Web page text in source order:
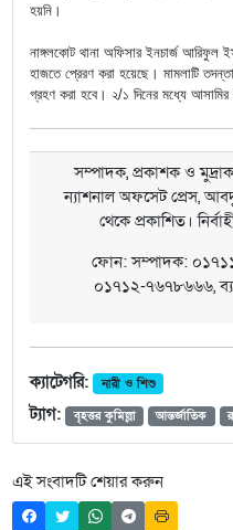
হয়নি।
নাঙ্গলকোট থানা অফিসার ইনচার্জ
হাজতে প্রেরণ করা হয়েছে। মামলাটি
গ্রহণ করা হবে। ২/১ দিনের মধ্যে আসামির
সম্পাদক, প্রকাশক ও
ন্যাশনাল অফসেট প্রেস,
থেকে প্রকাশিত।
ফোন: সম্পাদক:
০১৭১২-৭৬৭৮৬৬৬,
ক্যাটেগরি: নারী ও শিশু
ট্যাগ: বৃহত্তর কুমিল্লা আন্তর্জাতিক
এই সংবাদটি শেয়ার করুন